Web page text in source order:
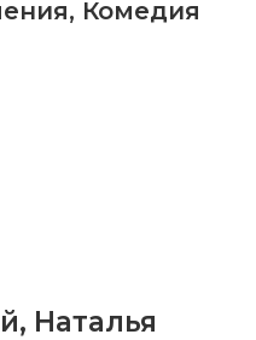
, Комедия
, Наталья